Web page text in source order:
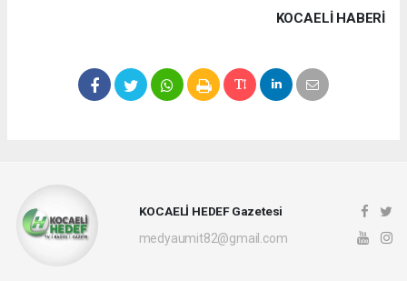
KOCAELI HABERİ
KOCAELİ HEDEF Gazetesi
medyaumit82@gmail.com